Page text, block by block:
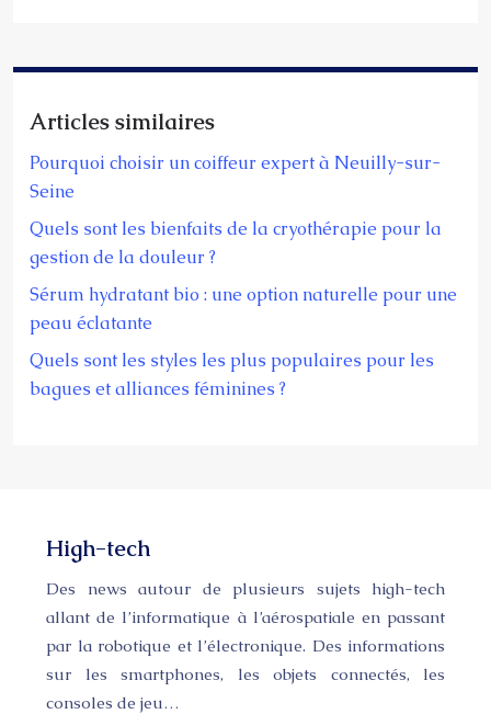
Articles similaires
Pourquoi choisir un coiffeur expert à Neuilly-sur-
Seine
Quels sont les bienfaits de la cryothérapie pour la
gestion de la douleur ?
Sérum hydratant bio : une option naturelle pour une
peau éclatante
Quels sont les styles les plus populaires pour les
bagues et alliances féminines ?
High-tech
Des news autour de plusieurs sujets high-tech
allant de l’informatique à l’aérospatiale en passant
par la robotique et l’électronique. Des informations
sur les smartphones, les objets connectés, les
consoles de jeu…